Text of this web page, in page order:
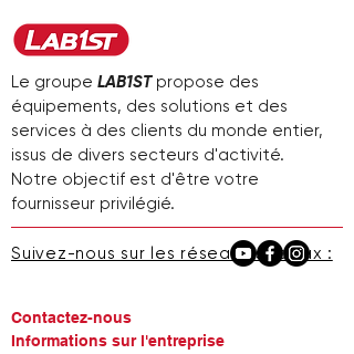
Le groupe LAB1STpropose des
équipements, des solutions et des
services à des clients du monde entier,
issus de divers secteurs d'activité.
Notre objectif est d'être votre
fournisseur privilégié.
Suivez-nous sur les réseaux sociaux :
Contactez-nous
Informations sur l'entreprise